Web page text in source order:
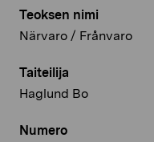
Teoksen nimi
Närvaro / Frånvaro
Taiteilija
Haglund Bo
Numero